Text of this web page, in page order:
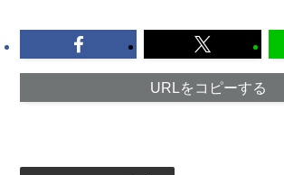
URLをコピーする